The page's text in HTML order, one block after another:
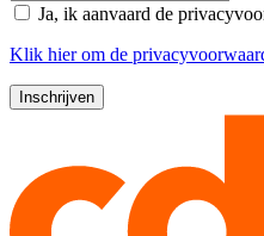
Ja, ik aanvaard de
Klik hierom de